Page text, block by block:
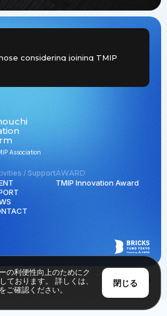
considering joining TMIP
Association
/ SupportAWARD
TMIP Innovation Award
all rights reserved.
Back to Top
の利便性向上のためにク
ております。 詳しくは、
をご確認ください。
閉じる